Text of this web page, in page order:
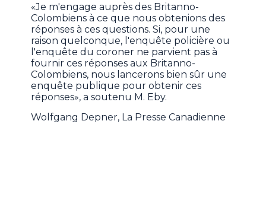
«Je m'engage auprès des Britanno-
Colombiens à ce que nous obtenions des
réponses à ces questions. Si, pour une
raison quelconque, l'enquête policière ou
l'enquête du coroner ne parvient pas à
fournir ces réponses aux Britanno-
Colombiens, nous lancerons bien sûr une
enquête publique pour obtenir ces
réponses», a soutenu M. Eby.
Wolfgang Depner, La Presse Canadienne